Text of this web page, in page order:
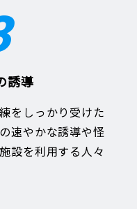
誘導
をしっかり受けた
速やかな誘導や怪
設を利用する人々